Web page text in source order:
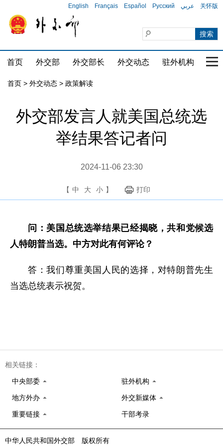
English Français Español Русский عربي 关怀版
首页 外交部 外交部长 外交动态 驻外机构 国
首页 > 外交动态 > 政策解读
外交部发言人就美国总统选
举结果答记者问
2024-11-06 23:30
【 中 大 小 】 打印
问：美国总统选举结果已经揭晓，共和党候选
人特朗普当选。中方对此有何评论？
答：我们尊重美国人民的选择，对特朗普先生
当选总统表示祝贺。
相关链接：
中央部委 驻外机构
地方外办 外交新媒体
重要链接 干部考录
中华人民共和国外交部 版权所有